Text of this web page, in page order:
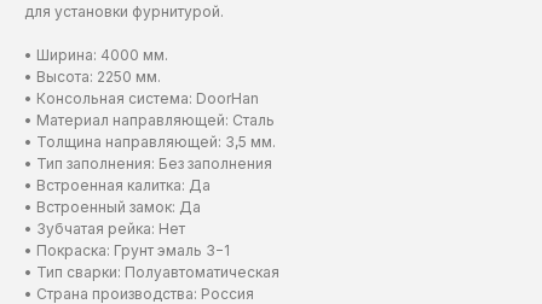
для установки фурнитурой.
• Ширина: 4000 мм.
• Высота: 2250 мм.
• Консольная система: DoorHan
• Материал направляющей: Сталь
• Толщина направляющей: 3,5 мм.
• Тип заполнения: Без заполнения
• Встроенная калитка: Да
• Встроенный замок: Да
• Зубчатая рейка: Нет
• Покраска: Грунт эмаль 3−1
• Тип сварки: Полуавтоматическая
• Страна производства:​ Россия